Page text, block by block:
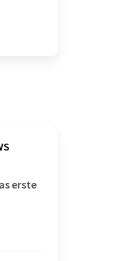
erste